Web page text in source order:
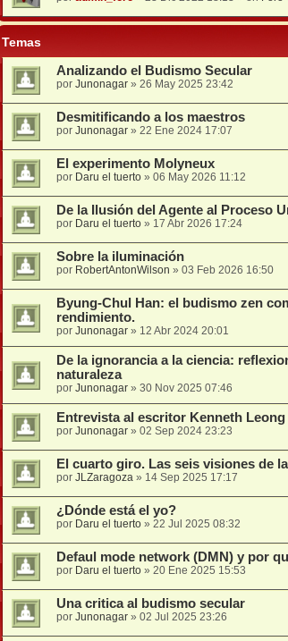
Temas
Analizando el Budismo Secular
por Junonagar» 26 May 2025 23:42
Desmitificando a los maestros
por Junonagar» 22 Ene 2024 17:07
El experimento Molyneux
por Daru el tuerto» 06 May 2026 11:12
De la Ilusión del Agente al Proceso
por Daru el tuerto» 17 Abr 2026 17:24
Sobre la iluminación
por RobertAntonWilson » 03 Feb 2026 16:50
Byung-Chul Han: el budismo zen
rendimiento.
por Junonagar» 12 Abr 2024 20:01
De la ignorancia a la ciencia:
naturaleza
por Junonagar» 30 Nov 2025 07:46
Entrevista al escritor Kenneth Leong
por Junonagar» 02 Sep 2024 23:23
El cuarto giro. Las seis visiones de
por JLZaragoza» 14 Sep 2025 17:17
¿Dónde está el yo?
por Daru el tuerto» 22 Jul 2025 08:32
Defaul mode network (DMN) y por
por Daru el tuerto» 20 Ene 2025 15:53
Una critica al budismo secular
por Junonagar» 02 Jul 2025 23:26